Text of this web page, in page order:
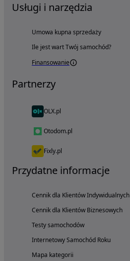
Usługi i narzędzia
Umowa kupna sprzedaży
Ile jest wart Twój samochód?
Finansowanie
Partnerzy
OLX.pl
Otodom.pl
Fixly.pl
Przydatne informacje
Cennik dla Klientów Indywidualnych
Cennik dla Klientów Biznesowych
Testy samochodów
Internetowy Samochód Roku
Mapa kategorii